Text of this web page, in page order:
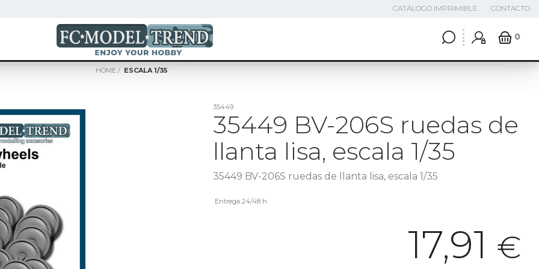
0
CATÁLOGO IMPRIMIBLE CONTACTO
HOME ESCALA 1/35
35449
35449 BV-206S ruedas de
llanta lisa, escala 1/35
35449 BV-206S ruedas de llanta lisa, escala 1/35
Entrega 24/48 h
17,91 €